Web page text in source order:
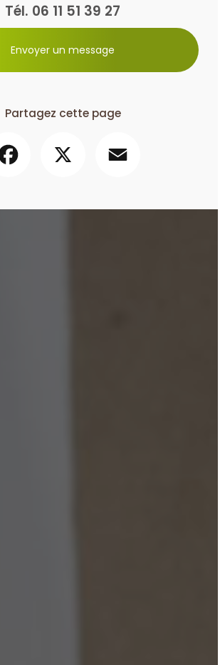
Tél. 06 11 51 39 27
Envoyer un message
Partagez cette page